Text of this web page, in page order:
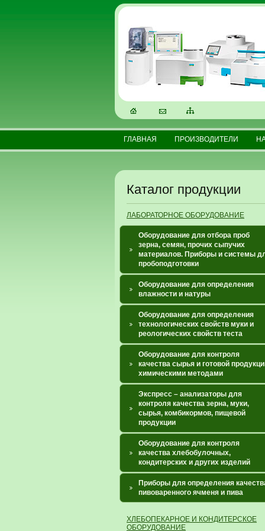
ГЛАВНАЯ ПРОИЗВОДИТЕЛИ
Каталог продукции
ЛАБОРАТОРНОЕ ОБОРУДОВАНИЕ
Оборудование для отбора проб
зерна, семян, прочих сыпучих
материалов. Приборы и системы
пробоподготовки
Оборудование для определения
влажности и натуры
Оборудование для определения
технологических свойств муки и
реологических свойств теста
Оборудование для контроля
качества сырья и готовой
химическими методами
Экспресс – анализаторы для
контроля качества зерна, муки,
сырья, комбикормов, пищевой
продукции
Оборудование для контроля
качества хлебобулочных,
кондитерских и других изделий
Приборы для определения
пивоваренного ячменя и пива
ХЛЕБОПЕКАРНОЕ И КОНДИТЕРСКОЕ
ОБОРУДОВАНИЕ